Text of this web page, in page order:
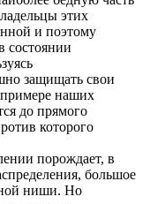
этих
и поэтому
состоянии
защищать свои
наших
до прямого
которого
порождает, в
большое
ниши. Но